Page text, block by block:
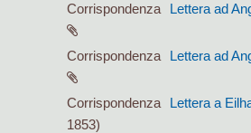
Corrispondenza Lettera ad
Corrispondenza Lettera ad
Corrispondenza Lettera a
1853)